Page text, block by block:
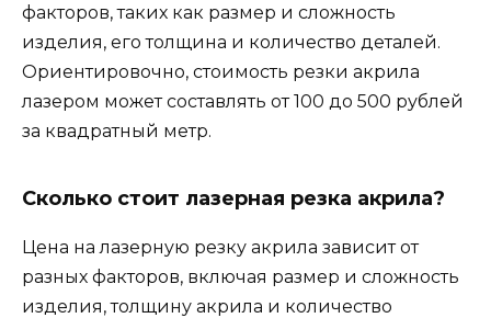
факторов, таких как размер и сложность
изделия, его толщина и количество деталей.
Ориентировочно, стоимость резки акрила
лазером может составлять от 100 до 500 рублей
за квадратный метр.
Сколько стоит лазерная резка акрила?
Цена на лазерную резку акрила зависит от
разных факторов, включая размер и сложность
изделия, толщину акрила и количество